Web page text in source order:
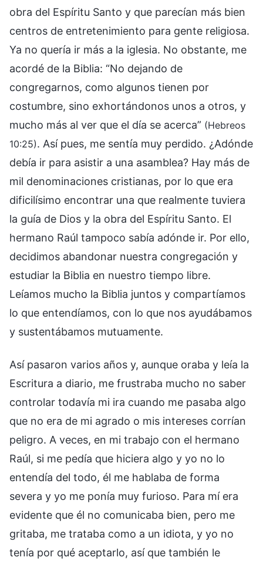
obra del Espíritu Santo y que parecían más bien
centros de entretenimiento para gente religiosa.
Ya no quería ir más a la iglesia. No obstante, me
acordé de la Biblia: “No dejando de
congregarnos, como algunos tienen por
costumbre, sino exhortándonos unos a otros, y
mucho más al ver que el día se acerca” (Hebreos
10:25). Así pues, me sentía muy perdido. ¿Adónde
debía ir para asistir a una asamblea? Hay más de
mil denominaciones cristianas, por lo que era
dificilísimo encontrar una que realmente tuviera
la guía de Dios y la obra del Espíritu Santo. El
hermano Raúl tampoco sabía adónde ir. Por ello,
decidimos abandonar nuestra congregación y
estudiar la Biblia en nuestro tiempo libre.
Leíamos mucho la Biblia juntos y compartíamos
lo que entendíamos, con lo que nos ayudábamos
y sustentábamos mutuamente.
Así pasaron varios años y, aunque oraba y leía la
Escritura a diario, me frustraba mucho no saber
controlar todavía mi ira cuando me pasaba algo
que no era de mi agrado o mis intereses corrían
peligro. A veces, en mi trabajo con el hermano
Raúl, si me pedía que hiciera algo y yo no lo
entendía del todo, él me hablaba de forma
severa y yo me ponía muy furioso. Para mí era
evidente que él no comunicaba bien, pero me
gritaba, me trataba como a un idiota, y yo no
tenía por qué aceptarlo, así que también le